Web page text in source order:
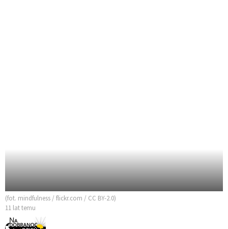
(fot. mindfulness / flickr.com / CC BY-2.0)
11 lat temu